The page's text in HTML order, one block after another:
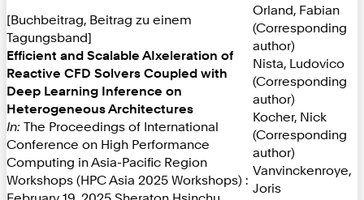
[Buchbeitrag, Beitrag zu einem
Tagungsband]
Efficient and Scalable AIxeleration of
Reactive CFD Solvers Coupled with
Deep Learning Inference on
Heterogeneous Architectures
In: The Proceedings of International
Conference on High Performance
Computing in Asia-Pacific Region
Workshops (HPC Asia 2025 Workshops) :
Orland, Fabian
(Corresponding
author)
Nista, Ludovico
(Corresponding
author)
Kocher, Nick
(Corresponding
author)
Vanvinckenroye,
Joris